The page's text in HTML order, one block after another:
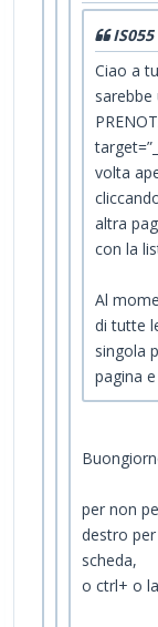
Ciao a
sarebbe
volta
altra
con la
Al
di tutte
singola
pagina
per non
destro
scheda,
o ctrl+ o